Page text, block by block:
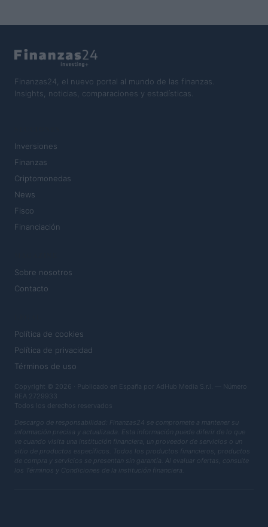
Finanzas24, el nuevo portal al mundo de las finanzas.
Insights, noticias, comparaciones y estadísticas.
Inversiones
Finanzas
Criptomonedas
News
Fisco
Financiación
Sobre nosotros
Contacto
Política de cookies
Política de privacidad
Términos de uso
Copyright © 2026 · Publicado en España por AdHub Media S.r.l. — Número
REA 2729933
Todos los derechos reservados
Descargo de responsabilidad: Finanzas24 se compromete a mantener su
información precisa y actualizada. Esta información puede diferir de lo que
ve cuando visita una institución financiera, un proveedor de servicios o un
sitio de productos específicos. Todos los productos financieros, productos
de compra y servicios se presentan sin garantía. Al evaluar ofertas, consulte
los Términos y Condiciones de la institución financiera.